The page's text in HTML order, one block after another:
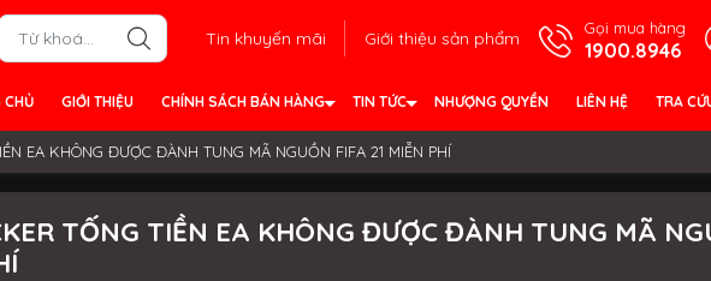
Tin khuyến mãi Giới thiệu sản phẩm Gọi mua hàng
1900.8946
CHỦ GIỚI THIỆU CHÍNH SÁCH BÁN HÀNG TIN TỨC NHƯỢNG QUYỀN LIÊN HỆ TRA
EA KHÔNG ĐƯỢC ĐÀNH TUNG MÃ NGUỒN FIFA 21 MIỄN PHÍ
TỐNG TIỀN EA KHÔNG ĐƯỢC ĐÀNH TUNG MÃ